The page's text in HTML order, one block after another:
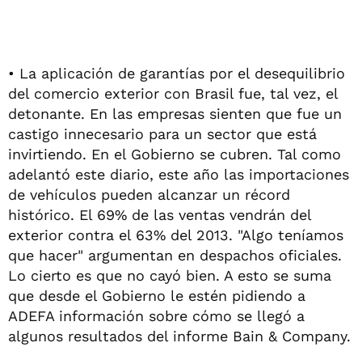
• La aplicación de garantías por el desequilibrio
del comercio exterior con Brasil fue, tal vez, el
detonante. En las empresas sienten que fue un
castigo innecesario para un sector que está
invirtiendo. En el Gobierno se cubren. Tal como
adelantó este diario, este año las importaciones
de vehículos pueden alcanzar un récord
histórico. El 69% de las ventas vendrán del
exterior contra el 63% del 2013. "Algo teníamos
que hacer" argumentan en despachos oficiales.
Lo cierto es que no cayó bien. A esto se suma
que desde el Gobierno le estén pidiendo a
ADEFA información sobre cómo se llegó a
algunos resultados del informe Bain & Company.